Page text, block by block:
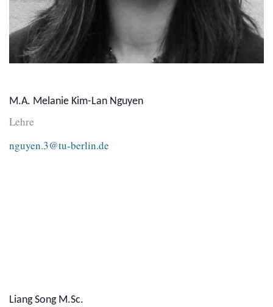
M.A. Melanie Kim-Lan Nguyen
Lehre
nguyen.3@tu-berlin.de
Liang Song M.Sc.